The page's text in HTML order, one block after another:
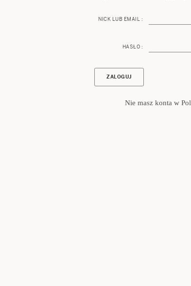
NICK LUB EMAIL :
HASŁO :
Nie masz konta w